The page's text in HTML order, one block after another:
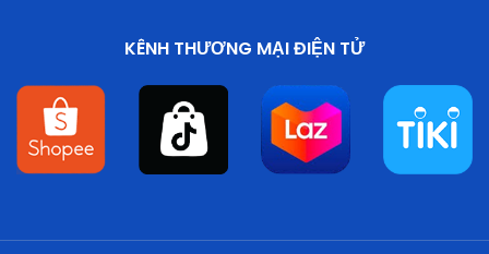
KÊNH THƯƠNG MẠI ĐIỆN TỬ